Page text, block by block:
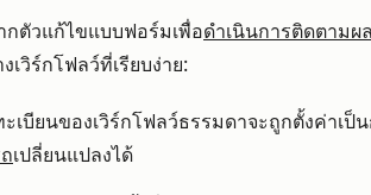
กตัวแก้ไขแบบฟอร์มเพื่อดำเนินการติดตามผล
เวิร์กโฟลว์ที่เรียบง่าย:
เบียนของเวิร์กโฟลว์ธรรมดาจะถูกตั้งค่าเป็
เปลี่ยนแปลงได้